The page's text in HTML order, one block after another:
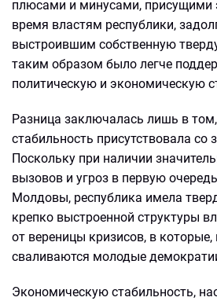
плюсами и минусами, присущими
время властям республики,
выстроившим собственную
таким образом было легче
политическую и экономическую
Разница заключалась лишь в
стабильность присутствовала со
Поскольку при наличии
вызовов и угроз в первую
Молдовы, республика имела
крепко выстроенной структуры
от вереницы кризисов, в которые,
сваливаются молодые
Экономическую стабильность,